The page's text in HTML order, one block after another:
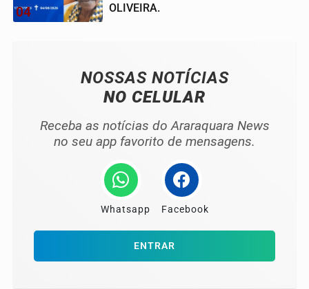
04
OLIVEIRA.
NOSSAS NOTÍCIAS
NO CELULAR
Receba as notícias do Araraquara News
no seu app favorito de mensagens.
Whatsapp Facebook
ENTRAR